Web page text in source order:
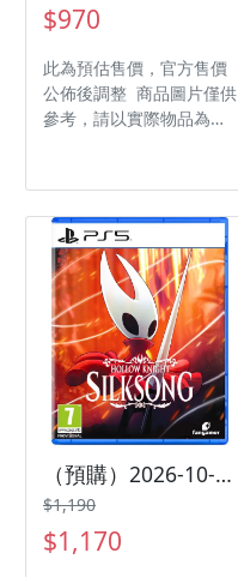
$970
此為預估售價，官方售價
公佈後調整 商品圖片僅供
參考，請以實際物品為主
台：Nintendo Switch 遊
戲類型：角色扮演 遊玩人
數： 1 人 作品分級：輔
12 級 製作廠商：Mas 發
行廠商：Feuxon 代理廠
商：傑士登
（預購）2026-10-16 PS5 空洞騎士：絲之歌 中文版
$1,190
$1,170